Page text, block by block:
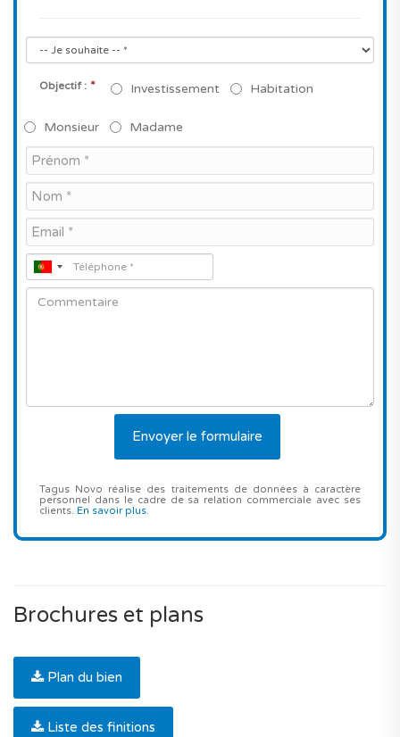
Objectif : * Investissement Habitation
Monsieur Madame
Tagus Novo réalise des traitements de données à caractère
personnel dans le cadre de sa relation commerciale avec ses
clients. En savoir plus.
Brochures et plans
Plan du bien
Liste des finitions